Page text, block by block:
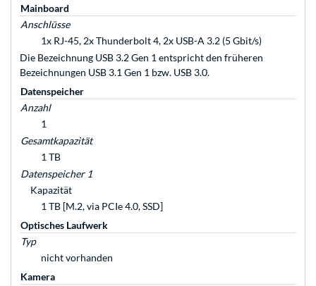
Mainboard
Anschlüsse
1x RJ-45, 2x Thunderbolt 4, 2x USB-A 3.2 (5 Gbit/s)
Die Bezeichnung USB 3.2 Gen 1 entspricht den früheren
Bezeichnungen USB 3.1 Gen 1 bzw. USB 3.0.
Datenspeicher
Anzahl
1
Gesamtkapazität
1 TB
Datenspeicher 1
Kapazität
1 TB [M.2, via PCIe 4.0, SSD]
Optisches Laufwerk
Typ
nicht vorhanden
Kamera